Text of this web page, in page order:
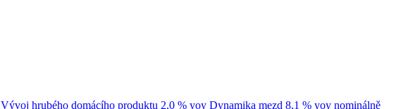
Vývoj hrubého domácího produktu 2,0 % yoy Dynamika mezd 8,1 % yoy nominálně